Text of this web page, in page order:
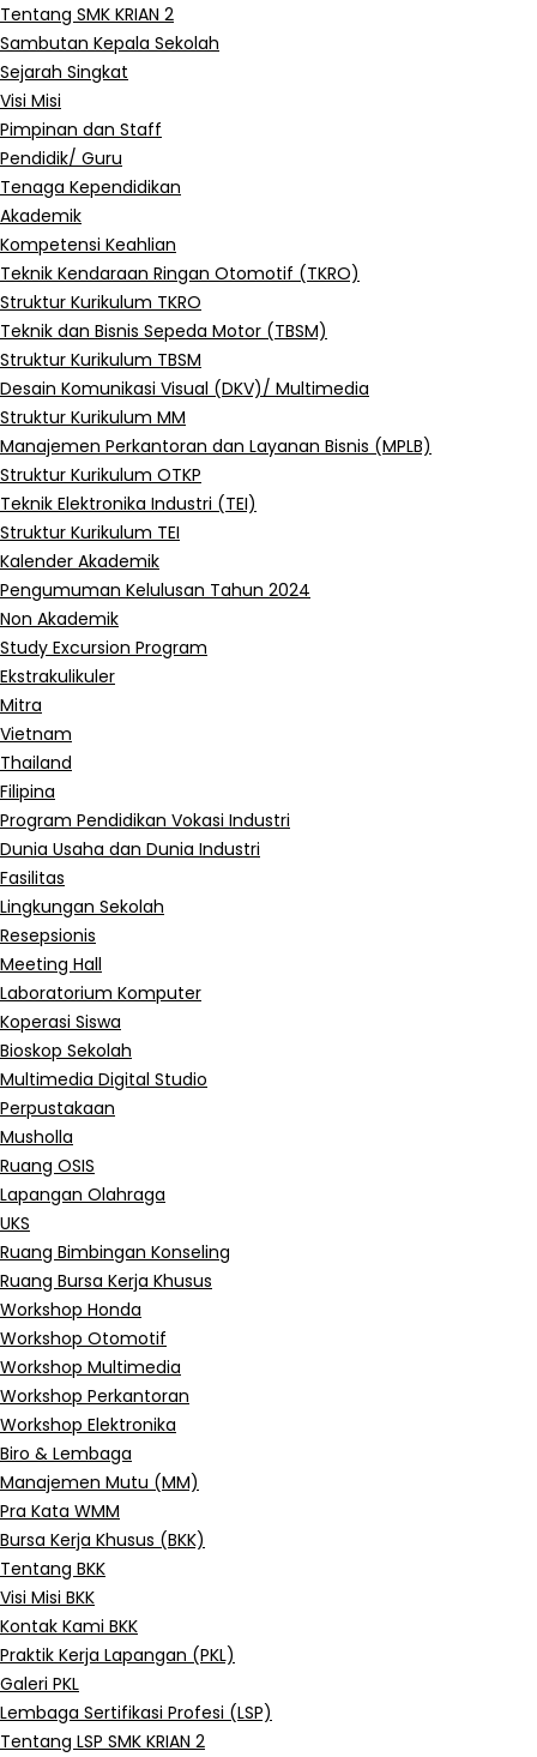
Tentang SMK KRIAN 2
Sambutan Kepala Sekolah
Sejarah Singkat
Visi Misi
Pimpinan dan Staff
Pendidik/ Guru
Tenaga Kependidikan
Akademik
Kompetensi Keahlian
Teknik Kendaraan Ringan Otomotif (TKRO)
Struktur Kurikulum TKRO
Teknik dan Bisnis Sepeda Motor (TBSM)
Struktur Kurikulum TBSM
Desain Komunikasi Visual (DKV)/ Multimedia
Struktur Kurikulum MM
Manajemen Perkantoran dan Layanan Bisnis (MPLB)
Struktur Kurikulum OTKP
Teknik Elektronika Industri (TEI)
Struktur Kurikulum TEI
Kalender Akademik
Pengumuman Kelulusan Tahun 2024
Non Akademik
Study Excursion Program
Ekstrakulikuler
Mitra
Vietnam
Thailand
Filipina
Program Pendidikan Vokasi Industri
Dunia Usaha dan Dunia Industri
Fasilitas
Lingkungan Sekolah
Resepsionis
Meeting Hall
Laboratorium Komputer
Koperasi Siswa
Bioskop Sekolah
Multimedia Digital Studio
Perpustakaan
Musholla
Ruang OSIS
Lapangan Olahraga
UKS
Ruang Bimbingan Konseling
Ruang Bursa Kerja Khusus
Workshop Honda
Workshop Otomotif
Workshop Multimedia
Workshop Perkantoran
Workshop Elektronika
Biro & Lembaga
Manajemen Mutu (MM)
Pra Kata WMM
Bursa Kerja Khusus (BKK)
Tentang BKK
Visi Misi BKK
Kontak Kami BKK
Praktik Kerja Lapangan (PKL)
Galeri PKL
Lembaga Sertifikasi Profesi (LSP)
Tentang LSP SMK KRIAN 2